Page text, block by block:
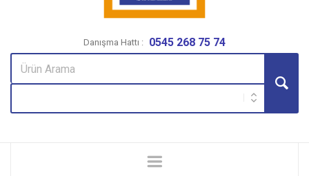
Danışma Hattı : 0545 268 75 74